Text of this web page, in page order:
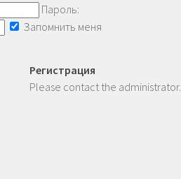
Пароль:
Запомнить меня
Регистрация
Please contact the administrator.